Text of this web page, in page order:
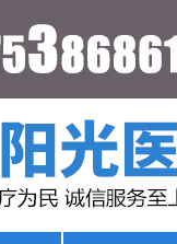
周口哪家医院可以看男科-正规男科-医院排名